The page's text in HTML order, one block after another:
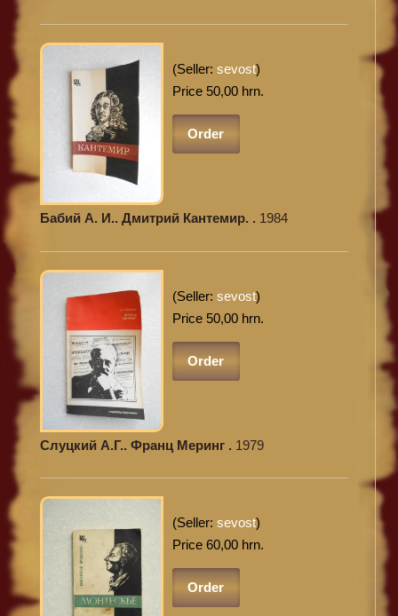
(Seller: sevost)
Price 50,00 hrn.
Order
Бабий А. И.. Дмитрий Кантемир. . 1984
(Seller: sevost)
Price 50,00 hrn.
Order
Слуцкий А.Г.. Франц Меринг . 1979
(Seller: sevost)
Price 60,00 hrn.
Order